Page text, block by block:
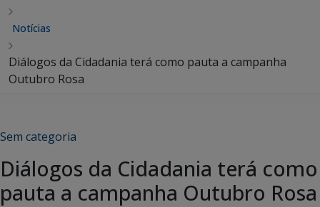
Notícias
Diálogos da Cidadania terá como pauta a campanha
Outubro Rosa
Sem categoria
Diálogos da Cidadania terá como
pauta a campanha Outubro Rosa